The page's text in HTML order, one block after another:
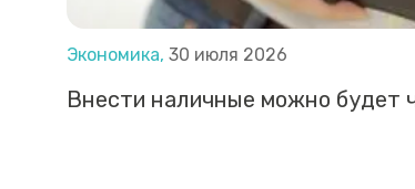
Экономика, 30 июля 2026
Внести наличные можно будет